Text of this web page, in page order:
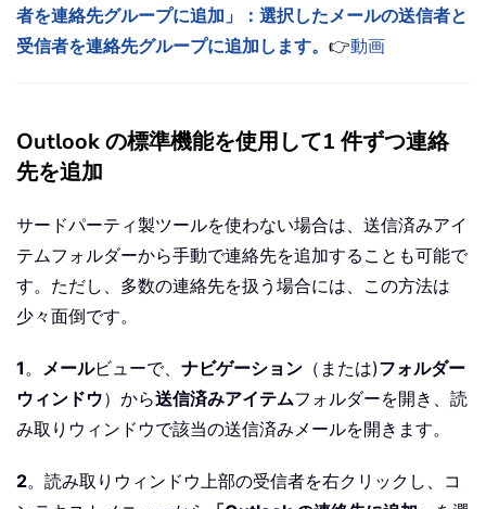
者を連絡先グループに追加」：選択したメールの送信者と
受信者を連絡先グループに追加します。 👉動画
Outlook の標準機能を使用して1 件ずつ連絡
先を追加
サードパーティ製ツールを使わない場合は、送信済みアイ
テムフォルダーから手動で連絡先を追加することも可能で
す。ただし、多数の連絡先を扱う場合には、この方法は
少々面倒です。
1。 メールビューで、 ナビゲーション （または)フォルダー
ウィンドウ）から送信済みアイテムフォルダーを開き、読
み取りウィンドウで該当の送信済みメールを開きます。
2。読み取りウィンドウ上部の受信者を右クリックし、コ